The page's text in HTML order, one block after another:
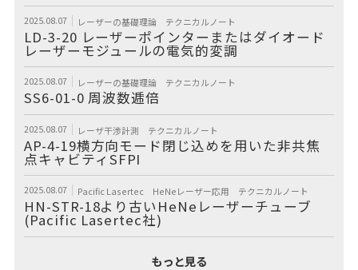
2025.08.07 レーザーの基礎理論 テクニカルノート
LD-3-20 レーザーポインターまたはダイオード
レーザーモジュールの電気的変調
2025.08.07 レーザーの基礎理論 テクニカルノート
SS6-01-0 周波数逓倍
2025.08.07 レーザ干渉計測 テクニカルノート
AP-4-19横方向モード閉じ込めを用いた非共焦
点キャビティSFPI
2025.08.07 Pacific Lasertec HeNeレーザー応用 テクニカルノート
HN-STR-18より古いHeNeレーザーチューブ
(Pacific Lasertec社)
もっと見る